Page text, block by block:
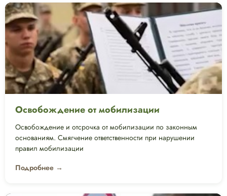
Освобождение от мобилизации
Освобождение и отсрочка от мобилизации по законным
основаниям. Смягчение ответственности при нарушении
правил мобилизации
Подробнее →